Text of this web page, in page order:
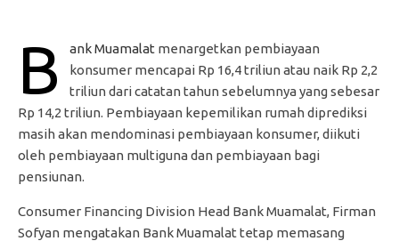
B ank Muamalat menargetkan pembiayaan
konsumer mencapai Rp 16,4 triliun atau naik Rp 2,2
triliun dari catatan tahun sebelumnya yang sebesar
Rp 14,2 triliun. Pembiayaan kepemilikan rumah diprediksi
masih akan mendominasi pembiayaan konsumer, diikuti
oleh pembiayaan multiguna dan pembiayaan bagi
pensiunan.
Consumer Financing Division Head Bank Muamalat, Firman
Sofyan mengatakan Bank Muamalat tetap memasang